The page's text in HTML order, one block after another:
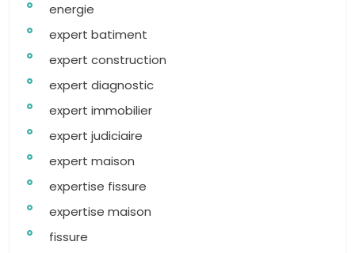
energie
expert batiment
expert construction
expert diagnostic
expert immobilier
expert judiciaire
expert maison
expertise fissure
expertise maison
fissure